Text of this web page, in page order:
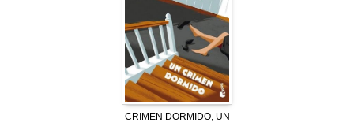
CRIMEN DORMIDO, UN